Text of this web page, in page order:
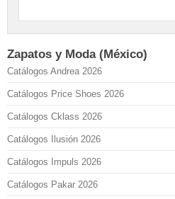
Zapatos y Moda (México)
Catálogos Andrea 2026
Catálogos Price Shoes 2026
Catálogos Cklass 2026
Catálogos Ilusión 2026
Catálogos Impuls 2026
Catálogos Pakar 2026